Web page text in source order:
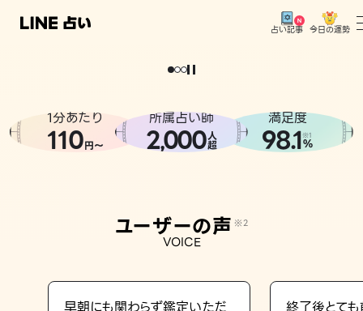
占い記事 今日の運勢
相談事例
どうせなら
。
1分あたり
110円〜
所属占い師
2,000人
超
満足度
98.1※1
%
ユーザーの声 ※2
VOICE